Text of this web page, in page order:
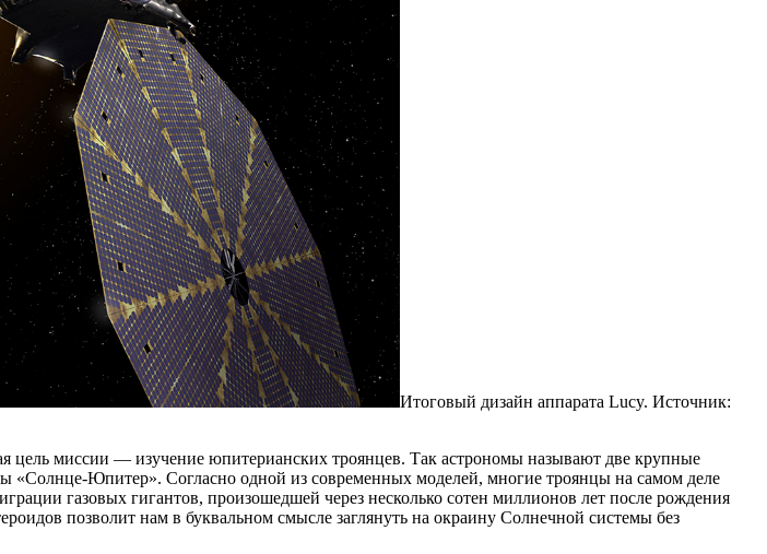
Итоговый дизайн аппарата Lucy. Источник:
цель миссии — изучение юпитерианских троянцев. Так астрономы называют две крупные
«Солнце-Юпитер». Согласно одной из современных моделей, многие троянцы на самом деле
газовых гигантов, произошедшей через несколько сотен миллионов лет после рождения
позволит нам в буквальном смысле заглянуть на окраину Солнечной системы без